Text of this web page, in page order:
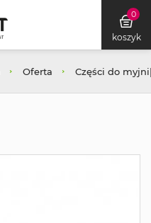
0
koszyk
Oferta Części do